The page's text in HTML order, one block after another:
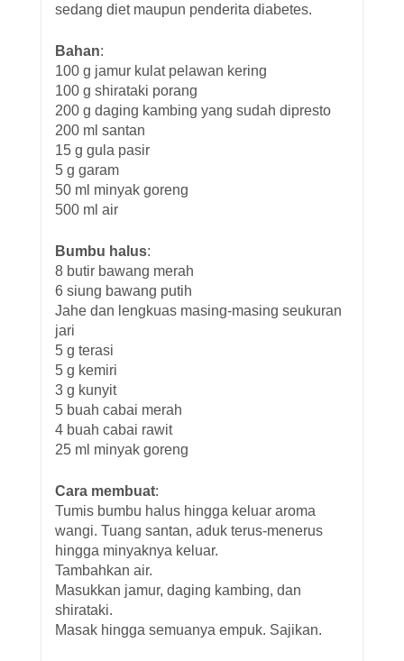
sedang diet maupun penderita diabetes.
Bahan:
100 g jamur kulat pelawan kering
100 g shirataki porang
200 g daging kambing yang sudah dipresto
200 ml santan
15 g gula pasir
5 g garam
50 ml minyak goreng
500 ml air
Bumbu halus:
8 butir bawang merah
6 siung bawang putih
Jahe dan lengkuas masing-masing seukuran
jari
5 g terasi
5 g kemiri
3 g kunyit
5 buah cabai merah
4 buah cabai rawit
25 ml minyak goreng
Cara membuat:
Tumis bumbu halus hingga keluar aroma
wangi. Tuang santan, aduk terus-menerus
hingga minyaknya keluar.
Tambahkan air.
Masukkan jamur, daging kambing, dan
shirataki.
Masak hingga semuanya empuk. Sajikan.